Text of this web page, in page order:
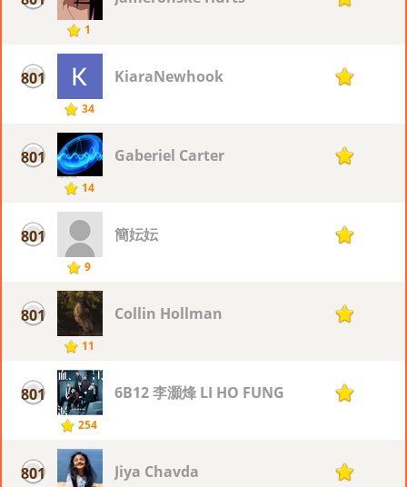
1
801
34
KiaraNewhook 1
801
14
Gaberiel Carter 1
801
9
簡妘妘 1
801
11
Collin Hollman 1
801
254
6B12 李灝烽 LI HO FUNG 1
801 Jiya Chavda 1